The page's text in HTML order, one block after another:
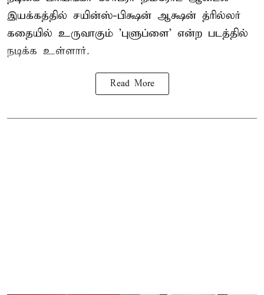
இயக்கத்தில் சயின்ஸ்-பிக்ஷன் ஆக்ஷன் த்ரில்லர்
கதையில் உருவாகும் 'புளுப்ளை' என்ற படத்தில்
நடிக்க உள்ளார்.
Read More